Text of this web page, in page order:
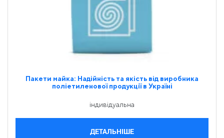
Пакети майка: Надійність та якість від виробника
поліетиленової продукції в Україні
індивідуальна
ДЕТАЛЬНІШЕ